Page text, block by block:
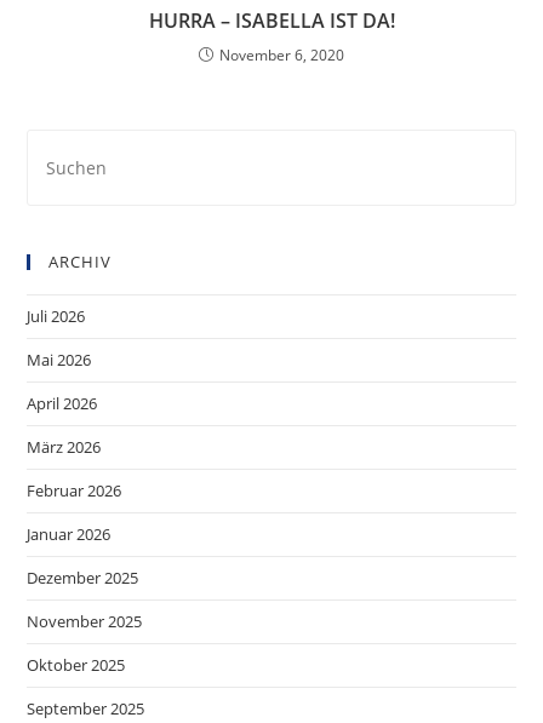
HURRA – ISABELLA IST DA!
November 6, 2020
ARCHIV
Juli 2026
Mai 2026
April 2026
März 2026
Februar 2026
Januar 2026
Dezember 2025
November 2025
Oktober 2025
September 2025